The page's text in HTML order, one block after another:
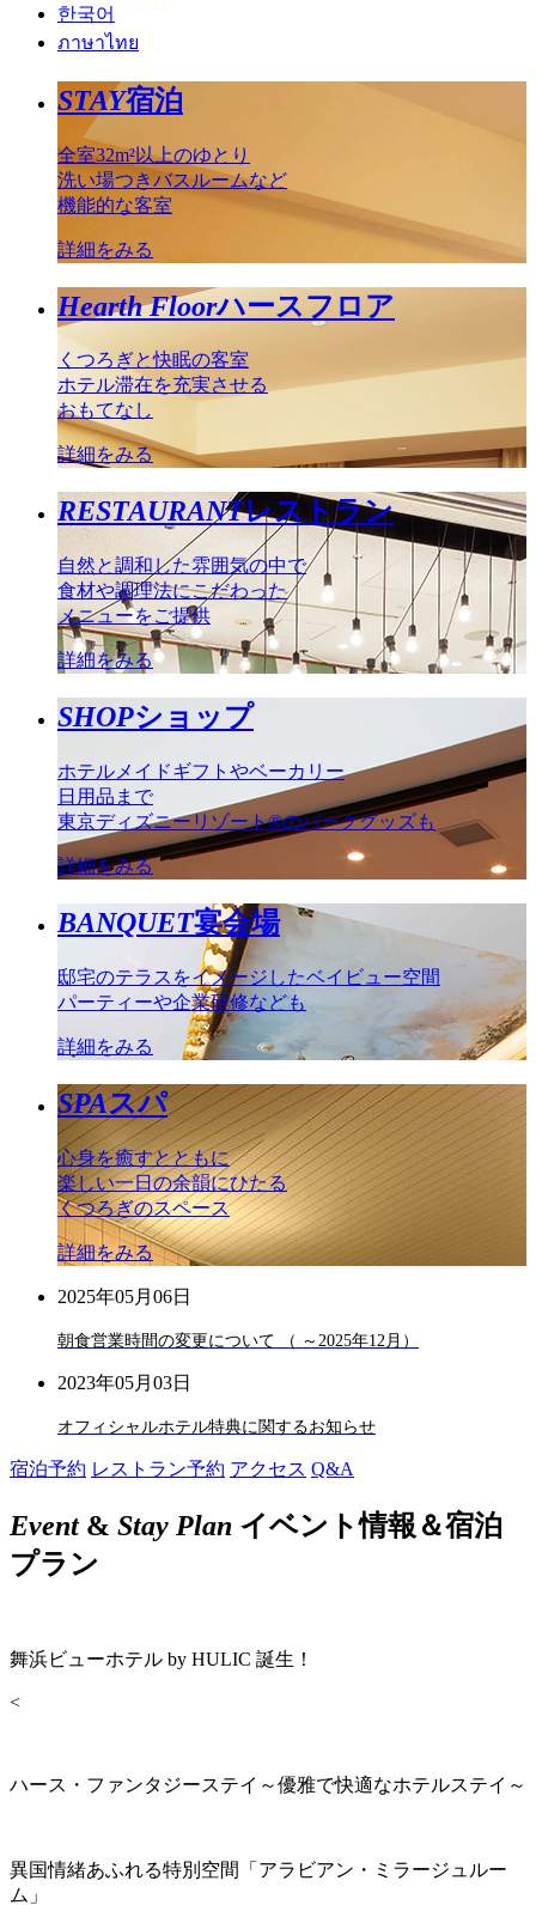
한국어
ภาษาไทย
STAY宿泊
全室32m²以上のゆとり
洗い場つきバスルームなど
機能的な客室
詳細をみる
Hearth Floorハースフロア
くつろぎと快眠の客室
ホテル滞在を充実させる
おもてなし
詳細をみる
RESTAURANTレストラン
自然と調和した雰囲気の中で
食材や調理法にこだわった
メニューをご提供
詳細をみる
SHOPショップ
ホテルメイドギフトやベーカリー
日用品まで
東京ディズニーリゾート®のパークグッズも
詳細をみる
BANQUET宴会場
邸宅のテラスをイメージしたベイビュー空間
パーティーや企業研修なども
詳細をみる
SPAスパ
心身を癒すとともに
楽しい一日の余韻にひたる
くつろぎのスペース
詳細をみる
2025年05月06日
朝食営業時間の変更について （ ～2025年12月）
2023年05月03日
オフィシャルホテル特典に関するお知らせ
宿泊予約 レストラン予約 アクセス Q&A
Event& Stay Plan イベント情報＆宿泊
プラン
舞浜ビューホテル by HULIC 誕生！
<
ハース・ファンタジーステイ～優雅で快適なホテルステイ～
異国情緒あふれる特別空間「アラビアン・ミラージュルー
ム」